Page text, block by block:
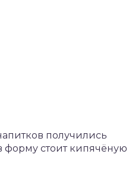
получились
форму стоит кипячёную